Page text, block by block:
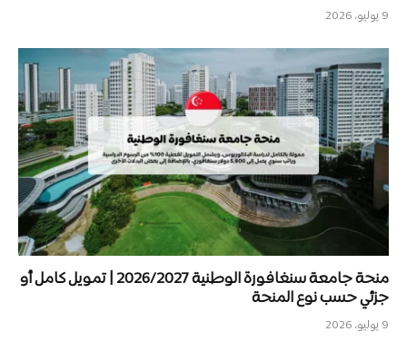
9 يوليو، 2026
منحة جامعة سنغافورة الوطنية 2026/2027 | تمويل كامل أو
جزئي حسب نوع المنحة
9 يوليو، 2026